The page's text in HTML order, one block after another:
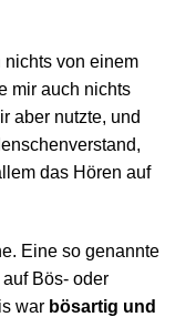
von einem
mir auch nichts
aber nutzte, und
das Hören auf
Eine so genannte
Bös- oder
war bösartig und